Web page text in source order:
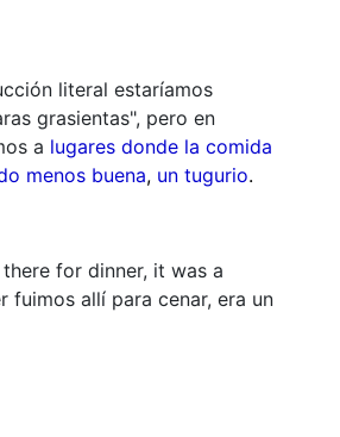
literal estaríamos
grasientas", pero en
a lugares donde la comida
menos buena, un tugurio.
for dinner, it was a
fuimos allí para cenar, era un